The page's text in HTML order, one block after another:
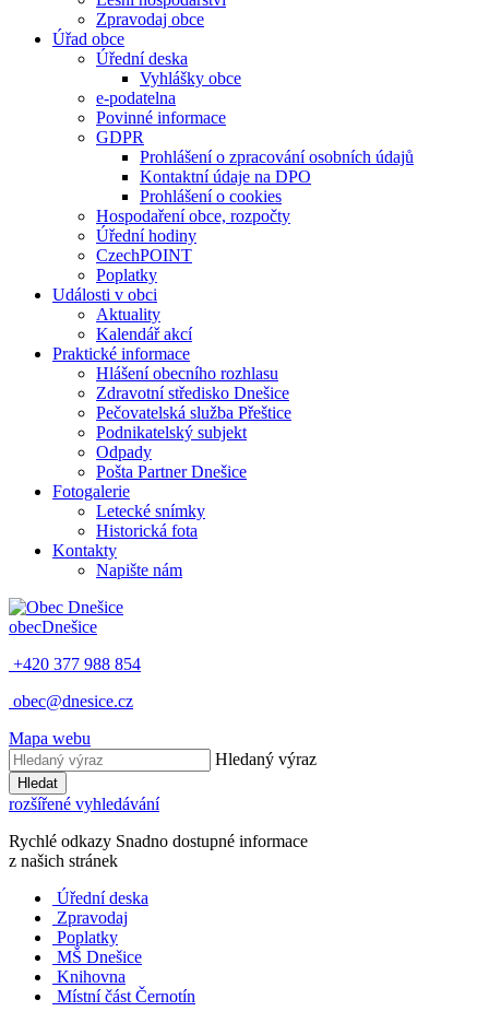
Zpravodaj obce
Úřad obce
Úřední deska
Vyhlášky obce
e-podatelna
Povinné informace
GDPR
Prohlášení o zpracování osobních údajů
Kontaktní údaje na DPO
Prohlášení o cookies
Hospodaření obce, rozpočty
Úřední hodiny
CzechPOINT
Poplatky
Události v obci
Aktuality
Kalendář akcí
Praktické informace
Hlášení obecního rozhlasu
Zdravotní středisko Dnešice
Pečovatelská služba Přeštice
Podnikatelský subjekt
Odpady
Pošta Partner Dnešice
Fotogalerie
Letecké snímky
Historická fota
Kontakty
Napište nám
obecDnešice
+420 377 988 854
obec@dnesice.cz
Mapa webu
Hledaný výraz
Hledat
rozšířené vyhledávání
Rychlé odkazy Snadno dostupné informace
z našich stránek
Úřední deska
Zpravodaj
Poplatky
MŠ Dnešice
Knihovna
Místní část Černotín